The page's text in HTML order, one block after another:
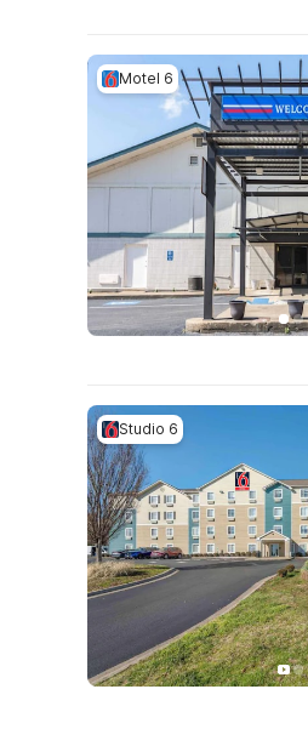
Motel 6
Studio 6